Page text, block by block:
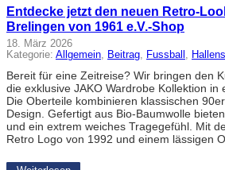
Entdecke jetzt den neuen Retro-
Brelingen von 1961 e.V.-Shop
18. März 2026
Kategorie: Allgemein, Beitrag, Fussball ,
Bereit für eine Zeitreise? Wir bringen den
die exklusive JAKO Wardrobe Kollektion in
Die Oberteile kombinieren klassischen
Design. Gefertigt aus Bio-Baumwolle
und ein extrem weiches Tragegefühl. Mit
Retro Logo von 1992 und einem lässigen